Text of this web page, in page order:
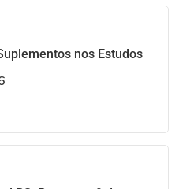
nos Estudos